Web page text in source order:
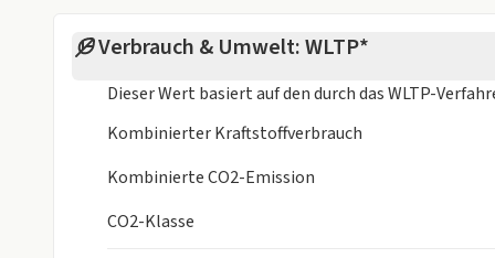
Verbrauch & Umwelt: WLTP*
Dieser Wert basiert auf den durch dasWLTP-
Kombinierter Kraftstoffverbrauch
Kombinierte CO2-Emission
CO2-Klasse